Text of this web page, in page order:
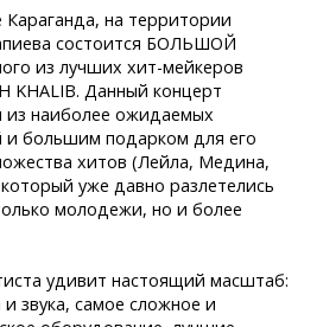
Караганда, на территории
состоится БОЛЬШОЙ
из лучших хит-мейкеров
KHALIB. Данный концерт
наиболее ожидаемых
и большим подарком для его
хитов (Лейла, Медина,
уже давно разлетелись
молодежи, но и более
удивит настоящий масштаб:
звука, самое сложное и